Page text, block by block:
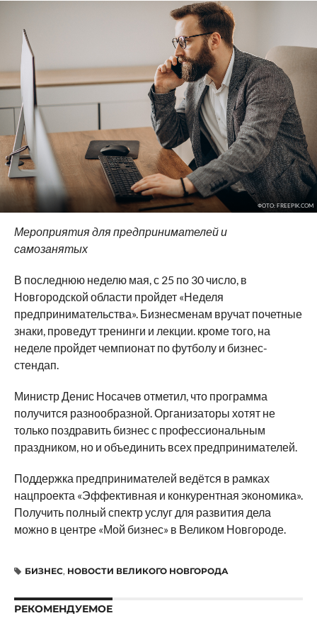
ФОТО: FREEPIK.COM
Мероприятия для предпринимателей и
самозанятых
В последнюю неделю мая, с 25 по 30 число, в
Новгородской области пройдет «Неделя
предпринимательства». Бизнесменам вручат почетные
знаки, проведут тренинги и лекции. кроме того, на
неделе пройдет чемпионат по футболу и бизнес-
стендап.
Министр Денис Носачев отметил, что программа
получится разнообразной. Организаторы хотят не
только поздравить бизнес с профессиональным
праздником, но и объединить всех предпринимателей.
Поддержка предпринимателей ведётся в рамках
нацпроекта «Эффективная и конкурентная экономика».
Получить полный спектр услуг для развития дела
можно в центре «Мой бизнес» в Великом Новгороде.
БИЗНЕС, НОВОСТИ ВЕЛИКОГО НОВГОРОДА
РЕКОМЕНДУЕМОЕ